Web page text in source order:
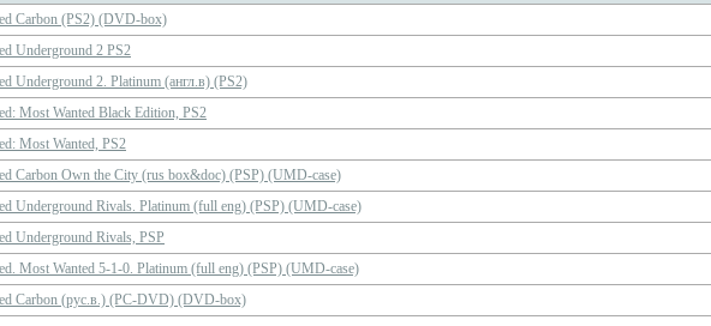
Carbon (PS2) (DVD-box)
Underground 2 PS2
Underground 2. Platinum (англ.в) (PS2)
Most Wanted Black Edition, PS2
Most Wanted, PS2
Carbon Own the City (rus box&doc) (PSP) (UMD-case)
Underground Rivals. Platinum (full eng) (PSP) (UMD-case)
Underground Rivals, PSP
Most Wanted 5-1-0. Platinum (full eng) (PSP) (UMD-case)
Carbon (рус.в.) (PC-DVD) (DVD-box)